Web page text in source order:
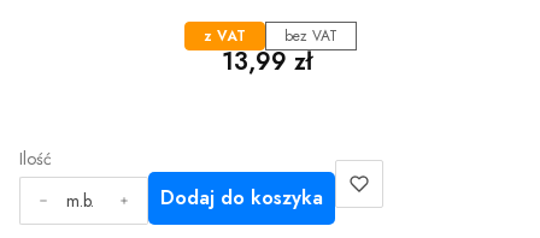
z VAT bez VAT
Cena
13,99 zł
Ilość
m.b.
Dodaj do koszyka